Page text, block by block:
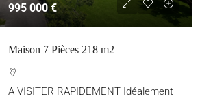
995 000 €
Maison 7 Pièces 218 m2
A VISITER RAPIDEMENT Idéalement